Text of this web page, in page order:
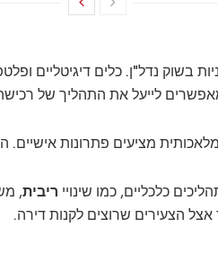
בשוק נדל"ן. כלים דיגיטליים
לייעל את התהליך של
מציעים פתרונות
כלכליים, כמו שינויי ריבית,
אצל הצעירים שרוצים לקנות דירה.